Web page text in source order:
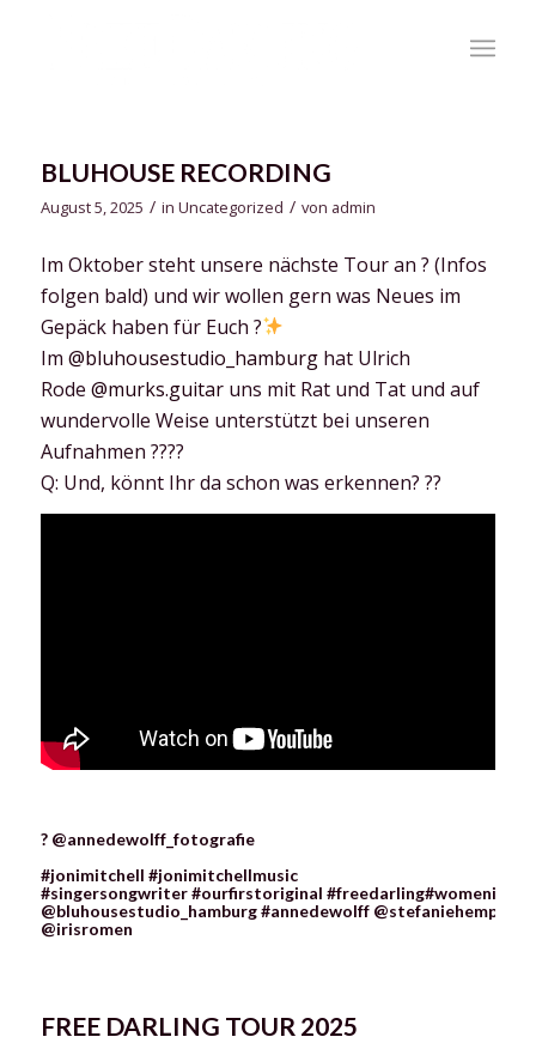
BLUHOUSE RECORDING
August 5, 2025 / in Uncategorized / von admin
Im Oktober steht unsere nächste Tour an ? (Infos
folgen bald) und wir wollen gern was Neues im
Gepäck haben für Euch ?
Im @bluhousestudio_hamburghat Ulrich
Rode @murks.guitaruns mit Rat und Tat und auf
wundervolle Weise unterstützt bei unseren
Aufnahmen ????
Q: Und, könnt Ihr da schon was erkennen? ??
? @annedewolff_fotografie
#jonimitchell #jonimitchellmusic
#singersongwriter #ourfirstoriginal #freedarling
@bluhousestudio_hamburg #annedewolff @stefaniehempel
@irisromen
FREE DARLING TOUR 2025